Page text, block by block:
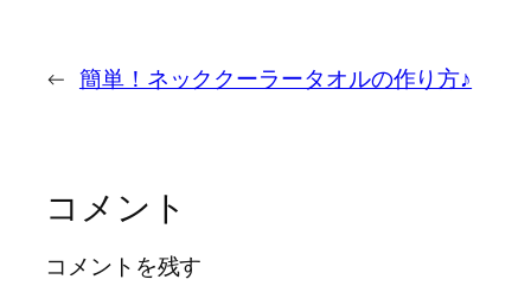
← 簡単！ネッククーラータオルの作り方♪
コメント
コメントを残す